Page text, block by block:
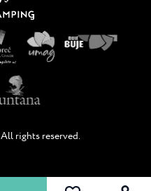
rights reserved.